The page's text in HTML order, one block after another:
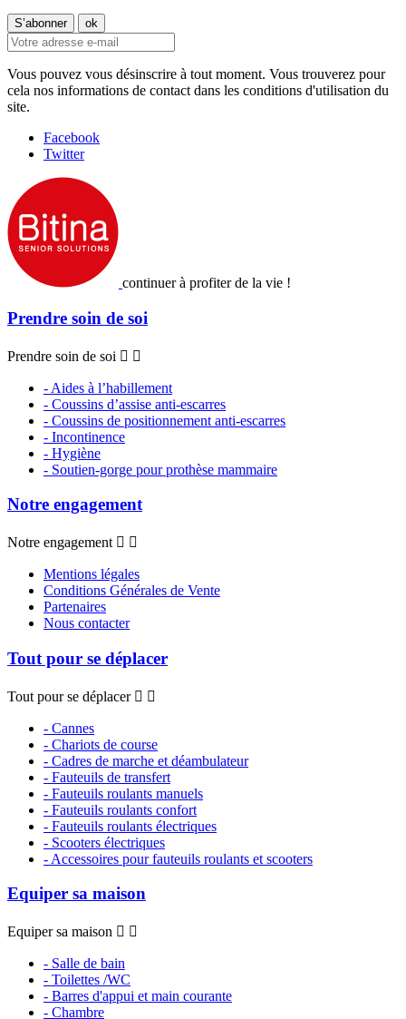
Vous pouvez vous désinscrire à tout moment. Vous trouverez pour
cela nos informations de contact dans les conditions d'utilisation du
site.
Facebook
Twitter
continuer à profiter de la vie !
Prendre soin de soi
Prendre soin de soi  
- Aides à l’habillement
- Coussins d’assise anti-escarres
- Coussins de positionnement anti-escarres
- Incontinence
- Hygiène
- Soutien-gorge pour prothèse mammaire
Notre engagement
Notre engagement  
Mentions légales
Conditions Générales de Vente
Partenaires
Nous contacter
Tout pour se déplacer
Tout pour se déplacer  
- Cannes
- Chariots de course
- Cadres de marche et déambulateur
- Fauteuils de transfert
- Fauteuils roulants manuels
- Fauteuils roulants confort
- Fauteuils roulants électriques
- Scooters électriques
- Accessoires pour fauteuils roulants et scooters
Equiper sa maison
Equiper sa maison  
- Salle de bain
- Toilettes /WC
- Barres d'appui et main courante
- Chambre